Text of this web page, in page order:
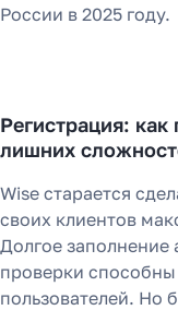
России в 2025 году.
Регистрация:
лишних
Wise старается
своих клиентов
Долгое заполнение
проверки способны
пользователей. Но